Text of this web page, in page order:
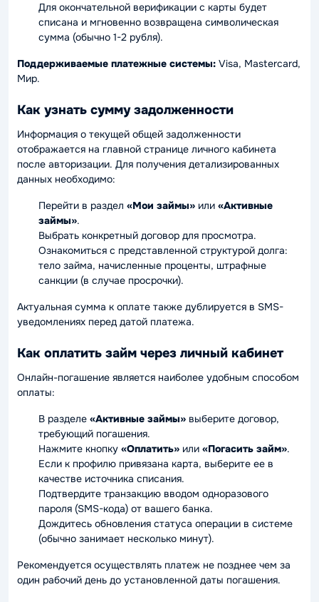
Для окончательной верификации с карты будет
списана и мгновенно возвращена символическая
сумма (обычно 1-2 рубля).
Поддерживаемые платежные системы: Visa, Mastercard,
Мир.
Как узнать сумму задолженности
Информация о текущей общей задолженности
отображается на главной странице личного кабинета
после авторизации. Для получения детализированных
данных необходимо:
Перейти в раздел «Мои займы» или «Активные
займы».
Выбрать конкретный договор для просмотра.
Ознакомиться с представленной структурой долга:
тело займа, начисленные проценты, штрафные
санкции (в случае просрочки).
Актуальная сумма к оплате также дублируется в SMS-
уведомлениях перед датой платежа.
Как оплатить займ через личный кабинет
Онлайн-погашение является наиболее удобным способом
оплаты:
В разделе «Активные займы» выберите договор,
требующий погашения.
Нажмите кнопку «Оплатить» или «Погасить займ».
Если к профилю привязана карта, выберите ее в
качестве источника списания.
Подтвердите транзакцию вводом одноразового
пароля (SMS-кода) от вашего банка.
Дождитесь обновления статуса операции в системе
(обычно занимает несколько минут).
Рекомендуется осуществлять платеж не позднее чем за
один рабочий день до установленной даты погашения.